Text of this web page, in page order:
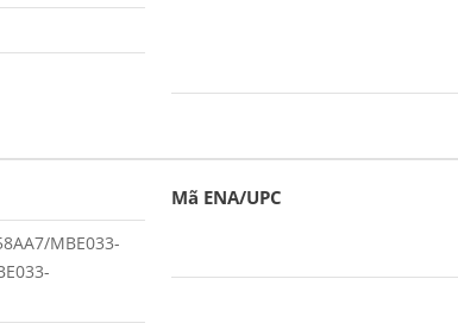
MBE033-
Mã ENA/UPC